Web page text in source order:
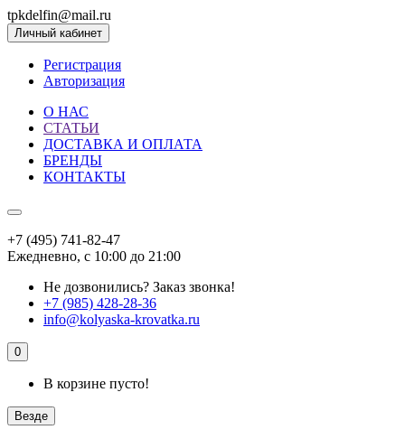
tpkdelfin@mail.ru
Личный кабинет
Регистрация
Авторизация
О НАС
СТАТЬИ
ДОСТАВКА И ОПЛАТА
БРЕНДЫ
КОНТАКТЫ
+7 (495) 741-82-47
Ежедневно, с 10:00 до 21:00
Не дозвонились? Заказ звонка!
+7 (985) 428-28-36
info@kolyaska-krovatka.ru
0
В корзине пусто!
Везде